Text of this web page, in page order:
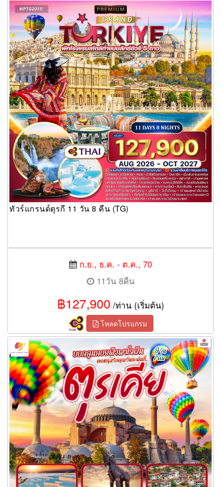
ทัวร์แกรนด์ตุรกี 11 วัน 8 คืน (TG)
ทัวร์แกรนด์ตุรกี 11 วัน 8 คืน (TG)
ก.ย., ธ.ค. - ต.ค., 70
11วัน 8คืน
฿127,900 /ท่าน (เริ่มต้น)
โหลดโปรแกรม
ทัวร์ตุรเคีย บอลลูนลอยฟ้าพาใจฝัน ตกหลุมรักคุณวันละพันที่ตุรเคีย 9
วัน 7 คืน